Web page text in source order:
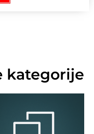
kategorije